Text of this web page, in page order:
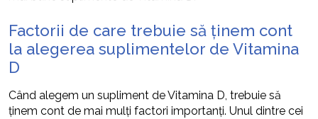
Factorii de care trebuie să ținem cont
la alegerea suplimentelor de Vitamina
D
Când alegem un supliment de Vitamina D, trebuie să
ținem cont de mai mulți factori importanți. Unul dintre cei